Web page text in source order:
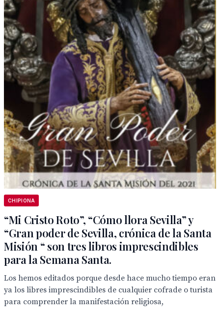
CHIPIONA
“Mi Cristo Roto”, “Cómo llora Sevilla” y
“Gran poder de Sevilla, crónica de la Santa
Misión “ son tres libros imprescindibles
para la Semana Santa.
Los hemos editados porque desde hace mucho tiempo eran
ya los libres imprescindibles de cualquier cofrade o turista
para comprender la manifestación religiosa,